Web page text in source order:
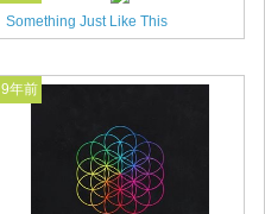
Something Just Like This
9年前